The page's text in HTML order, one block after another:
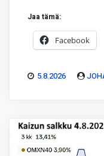
Jaa tämä:
Facebook
5.8.2026